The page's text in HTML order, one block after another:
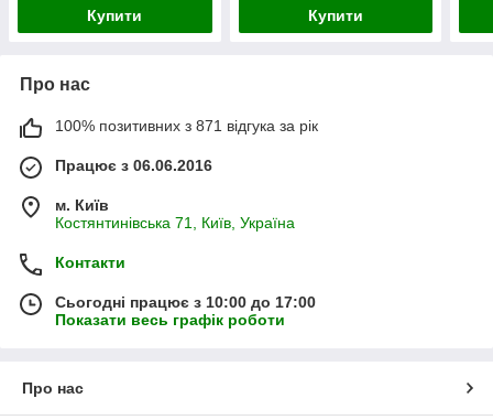
Купити Купити
Про нас
100% позитивних з 871 відгука за рік
Працює з 06.06.2016
м. Київ
Костянтинівська 71, Київ, Україна
Контакти
Сьогодні працює з 10:00 до 17:00
Показати весь графік роботи
Про нас